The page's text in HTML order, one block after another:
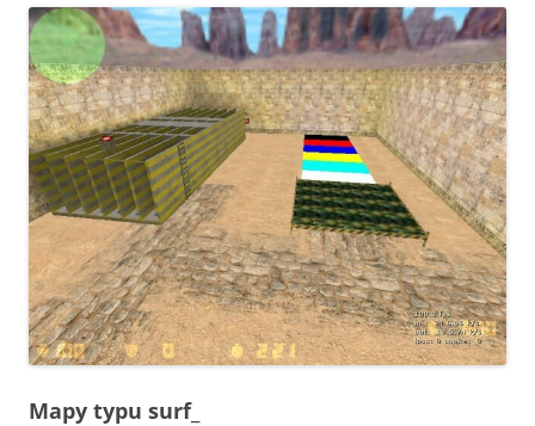
Mapy typu surf_